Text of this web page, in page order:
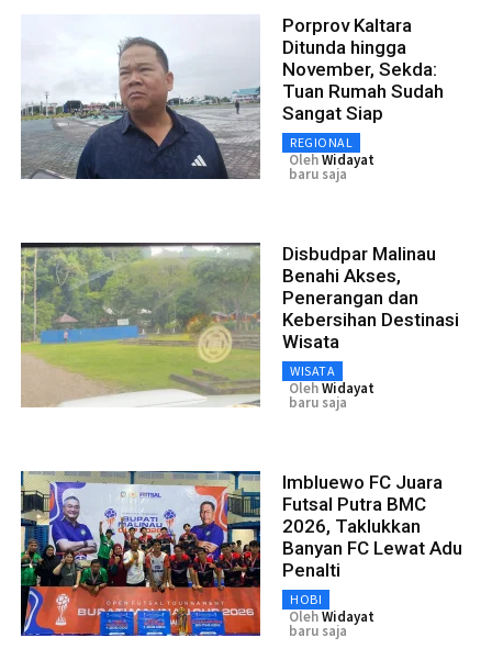
Porprov Kaltara
Ditunda hingga
November, Sekda:
Tuan Rumah Sudah
Sangat Siap
REGIONAL
OlehWidayat
baru saja
Disbudpar Malinau
Benahi Akses,
Penerangan dan
Kebersihan Destinasi
Wisata
WISATA
OlehWidayat
baru saja
Imbluewo FC Juara
Futsal Putra BMC
2026, Taklukkan
Banyan FC Lewat Adu
Penalti
HOBI
OlehWidayat
baru saja